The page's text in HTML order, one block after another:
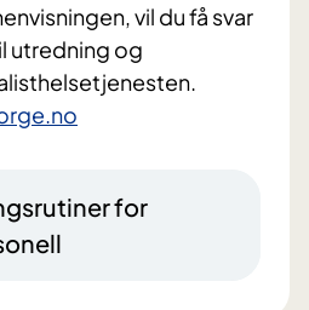
vil du få svar
utredning og
for